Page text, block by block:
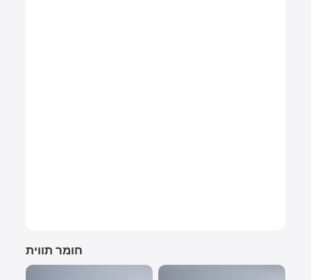
חומר תווית